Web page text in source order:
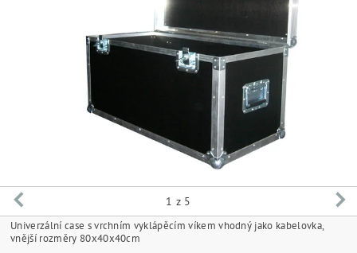
1 z 5
Univerzální case s vrchním vyklápěcím víkem vhodný jako kabelovka,
vnější rozměry 80x40x40cm